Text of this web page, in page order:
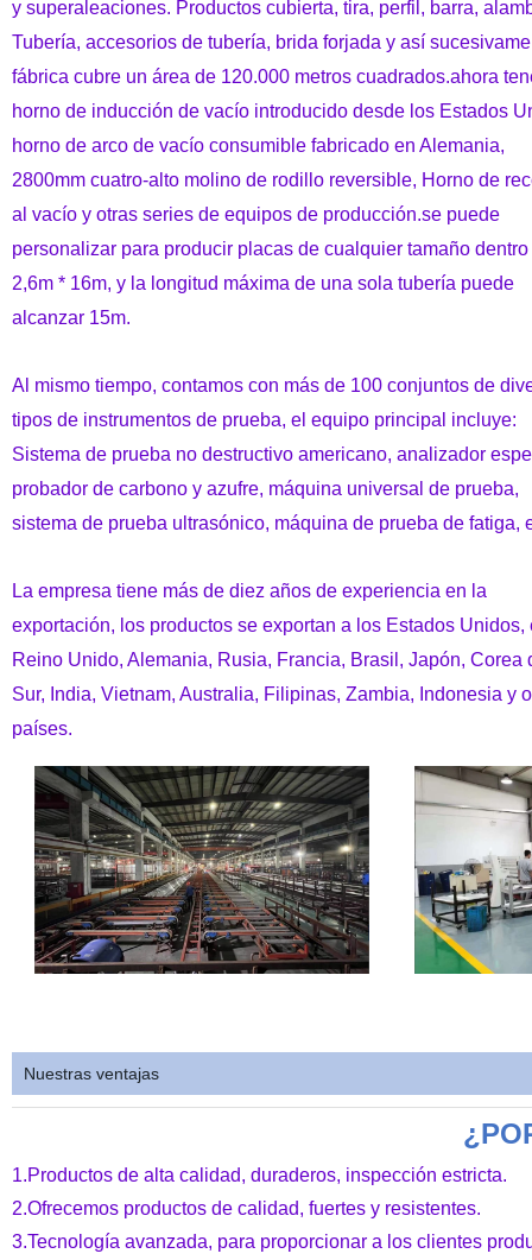
y superaleaciones. Productos cubierta, tira, perfil, barra,
Tubería, accesorios de tubería, brida forjada y así
fábrica cubre un área de 120.000 metros cuadrados.ahora
horno de inducción de vacío introducido desde los Estados
horno de arco de vacío consumible fabricado en Alemania,
2800mm cuatro-alto molino de rodillo reversible, Horno de
al vacío y otras series de equipos de producción.se puede
personalizar para producir placas de cualquier tamaño dentro
2,6m * 16m, y la longitud máxima de una sola tubería puede
alcanzar 15m.
Al mismo tiempo, contamos con más de 100 conjuntos de
tipos de instrumentos de prueba, el equipo principal incluye:
Sistema de prueba no destructivo americano, analizador
probador de carbono y azufre, máquina universal de prueba,
sistema de prueba ultrasónico, máquina de prueba de fatiga,
La empresa tiene más de diez años de experiencia en la
exportación, los productos se exportan a los Estados Unidos,
Reino Unido, Alemania, Rusia, Francia, Brasil, Japón, Corea
Sur, India, Vietnam, Australia, Filipinas, Zambia, Indonesia y
países.
Nuestras ventajas
1.Productos de alta calidad, duraderos, inspección estricta.
2.Ofrecemos productos de calidad, fuertes y resistentes.
3.Tecnología avanzada, para proporcionar a los clientes